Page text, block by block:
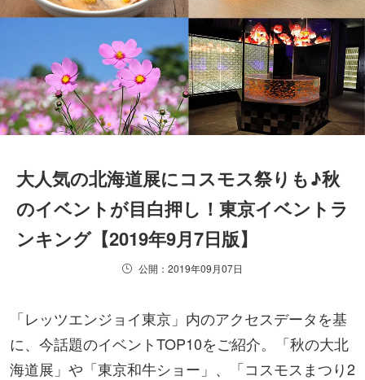
大人気の北海道展にコスモス祭りも♪秋
のイベントが目白押し！東京イベントラ
ンキング【2019年9月7日版】
公開：2019年09月07日
「レッツエンジョイ東京」内のアクセスデータを基
に、今話題のイベントTOP10をご紹介。「秋の大北
海道展」や「東京和牛ショー」、「コスモスまつり2